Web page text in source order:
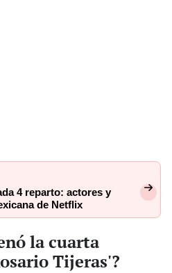
4 reparto: actores y
de Netflix
la cuarta
Tijeras'?